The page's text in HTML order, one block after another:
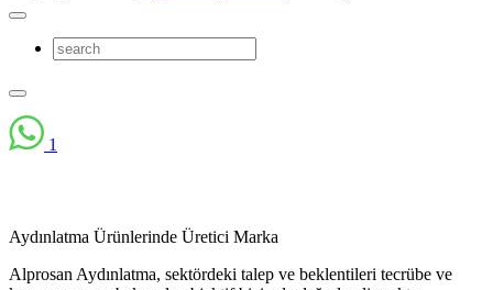
1
Aydınlatma Ürünlerinde Üretici Marka
Alprosan Aydınlatma, sektördeki talep ve beklentileri tecrübe ve